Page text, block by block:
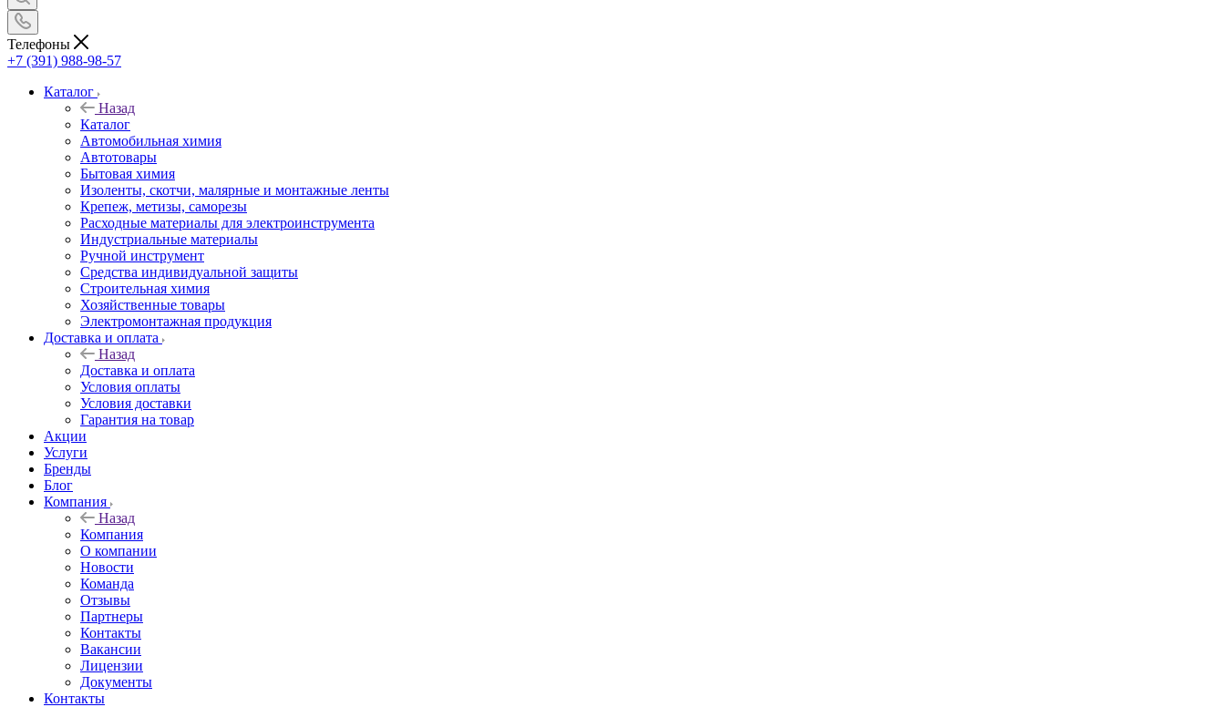
Телефоны
+7 (391) 988-98-57
Каталог
Назад
Каталог
Автомобильная химия
Автотовары
Бытовая химия
Изоленты, скотчи, малярные и монтажные ленты
Крепеж, метизы, саморезы
Расходные материалы для электроинструмента
Индустриальные материалы
Ручной инструмент
Средства индивидуальной защиты
Строительная химия
Хозяйственные товары
Электромонтажная продукция
Доставка и оплата
Назад
Доставка и оплата
Условия оплаты
Условия доставки
Гарантия на товар
Акции
Услуги
Бренды
Блог
Компания
Назад
Компания
О компании
Новости
Команда
Отзывы
Партнеры
Контакты
Вакансии
Лицензии
Документы
Контакты